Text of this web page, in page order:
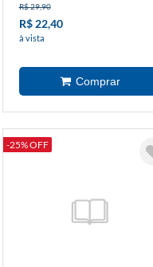
R$ 29,90
R$ 22,40
à vista
-25% OFF